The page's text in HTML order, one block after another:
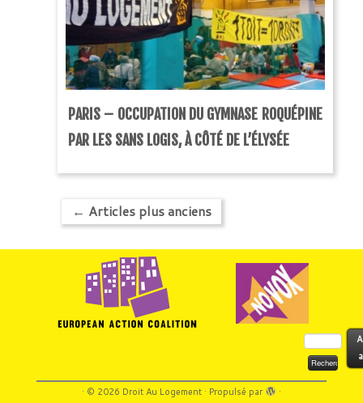
PARIS – OCCUPATION DU GYMNASE ROQUÉPINE
PAR LES SANS LOGIS, À CÔTÉ DE L’ÉLYSÉE
← Articles plus anciens
Rechercher :
· © 2026 Droit Au Logement· Propulsé par ·